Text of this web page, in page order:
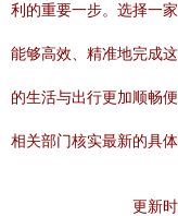
利的重要一步。选择一
能够高效、精准地完成
的生活与出行更加顺畅
相关部门核实最新的具
更新